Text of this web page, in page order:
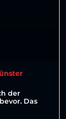
der
Das